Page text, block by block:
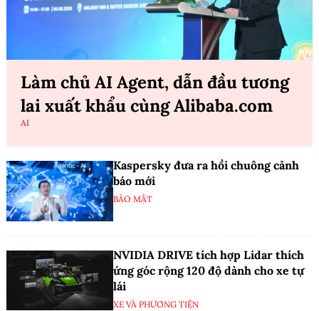
Công nghệ số
Làm chủ AI Agent, dẫn đầu tương
lai xuất khẩu cùng Alibaba.com